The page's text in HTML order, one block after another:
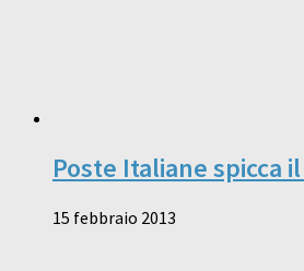
Poste Italiane spicca
15 febbraio 2013